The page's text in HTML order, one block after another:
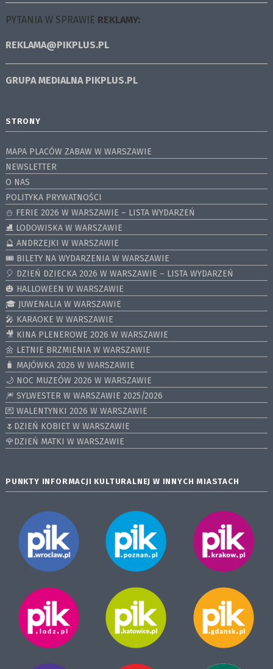
PYTANIA W SPRAWIE REKLAMY:
REKLAMA@PIKPLUS.PL
GRUPA MEDIALNA PIKPLUS.PL
STRONY
MAPA PLACÓW ZABAW W WARSZAWIE
NEWSLETTER
O NAS
POLITYKA PRYWATNOŚCI
⛄️ FERIE 2026 W WARSZAWIE – LISTA WYDARZEŃ
⛸ LODOWISKA W WARSZAWIE
🔮 ANDRZEJKI W WARSZAWIE
🎟️ BILETY NA WYDARZENIA W WARSZAWIE
🎈 DZIEŃ DZIECKA 2026 W WARSZAWIE – LISTA WYDARZEŃ
🎃 HALLOWEEN W WARSZAWIE
🎓 JUWENALIA W WARSZAWIE
🎤 KARAOKE W WARSZAWIE
🎥 KINA PLENEROWE 2026 W WARSZAWIE
🌼 LETNIE BRZMIENIA W WARSZAWIE
🧳 MAJÓWKA 2026 W WARSZAWIE
🌙 NOC MUZEÓW 2026 W WARSZAWIE
🎆 SYLWESTER W WARSZAWIE 2025/2026
💌 WALENTYNKI 2026 W WARSZAWIE
🌷DZIEŃ KOBIET W WARSZAWIE
🌹DZIEŃ MATKI W WARSZAWIE
PUNKTY INFORMACJI KULTURALNEJ W INNYCH MIASTACH